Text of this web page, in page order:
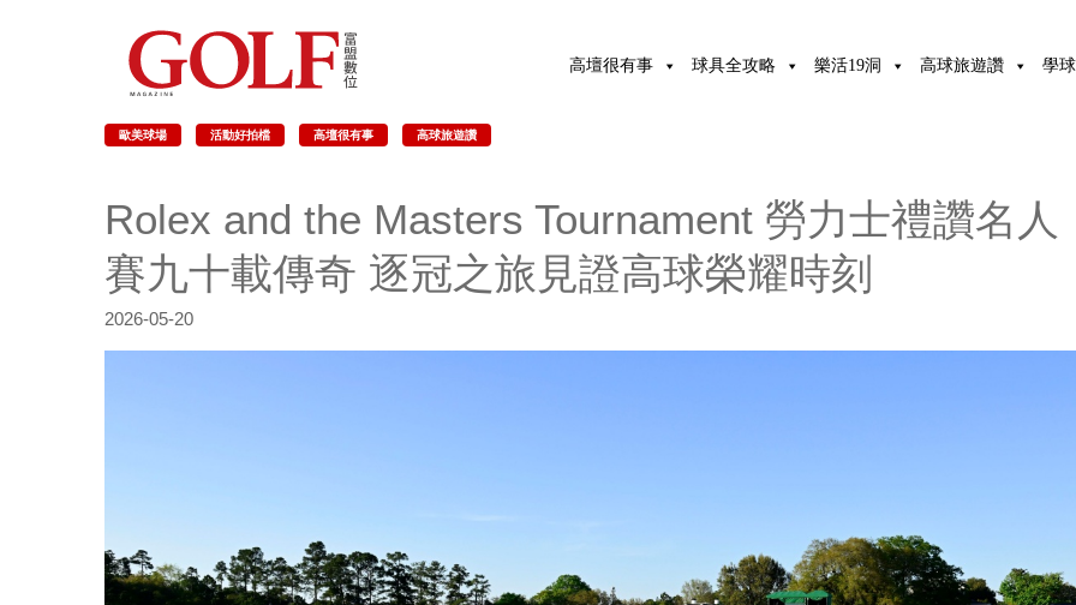
高壇很有事 球具全攻略 樂活19洞 高球旅遊讚 學
歐美球場 活動好拍檔 高壇很有事 高球旅遊讚
Rolex and the Masters Tournament 勞力士禮讚名人
賽九十載傳奇 逐冠之旅見證高球榮耀時刻
2026-05-20